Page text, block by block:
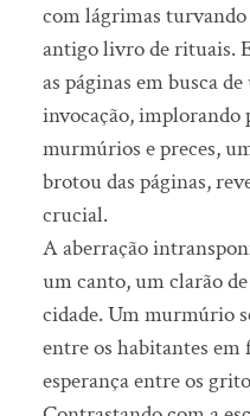
com lágrimas
antigo livro de rituais.
as páginas em busca
invocação, implorando
murmúrios e preces,
brotou das páginas,
crucial.
A aberração
um canto, um clarão
cidade. Um murmúrio
entre os habitantes
esperança entre os